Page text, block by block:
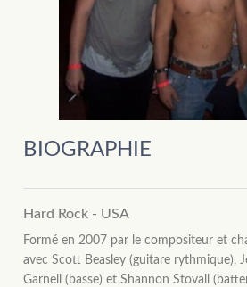
BIOGRAPHIE
Hard Rock - USA
Formé en 2007 par le compositeur et
avec Scott Beasley (guitare rythmique),
Garnell (basse) et Shannon Stovall